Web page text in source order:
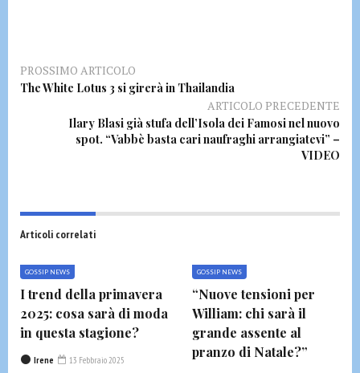
PROSSIMO ARTICOLO
The White Lotus 3 si girerà in Thailandia
ARTICOLO PRECEDENTE
Ilary Blasi già stufa dell’Isola dei Famosi nel nuovo
spot. “Vabbè basta cari naufraghi arrangiatevi” –
VIDEO
Articoli correlati
GOSSIP NEWS
I trend della primavera
2025: cosa sarà di moda
in questa stagione?
Irene 13 Febbraio 2025
GOSSIP NEWS
“Nuove tensioni per
William: chi sarà il
grande assente al
pranzo di Natale?”